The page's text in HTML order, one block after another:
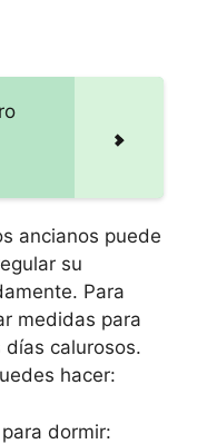
ancianos puede
su
Para
medidas para
calurosos.
hacer:
dormir: